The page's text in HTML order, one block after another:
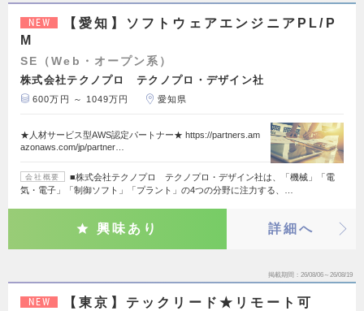
NEW
【愛知】ソフトウェアエンジニアPL/P
M
SE（Web・オープン系）
株式会社テクノプロ テクノプロ・デザイン社
600万円 ～ 1049万円 愛知県
★人材サービス型AWS認定パートナー★ https://partners.am
azonaws.com/jp/partner…
会社概要
■株式会社テクノプロ テクノプロ・デザイン社は、「機械」「電
気・電子」「制御ソフト」「プラント」の4つの分野に注力する、…
興味あり 詳細へ
掲載期間 26/08/06～26/08/19
NEW
【東京】テックリード★リモート可